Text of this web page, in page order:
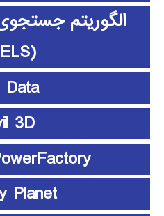
الگوریتم
(GELS)
Data
3D
Planet